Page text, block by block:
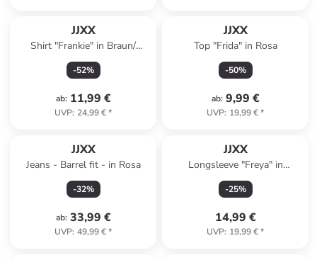
JJXX
Shirt "Frankie" in Braun/
Creme
-52%
ab: 11,99 €
UVP: 24,99 €*
JJXX
Top "Frida" in Rosa
-50%
ab: 9,99 €
UVP: 19,99 €*
JJXX
Jeans - Barrel fit - in Rosa
-32%
ab: 33,99 €
UVP: 49,99 €*
JJXX
Longsleeve "Freya" in
Hellblau
-25%
14,99 €
UVP: 19,99 €*